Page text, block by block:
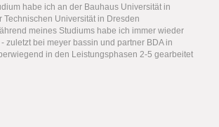
habe ich an der Bauhaus Universität in
Technischen Universität in Dresden
meines Studiums habe ich immer wieder
zuletzt bei meyer bassin und partner BDA in
in den Leistungsphasen 2-5 gearbeitet